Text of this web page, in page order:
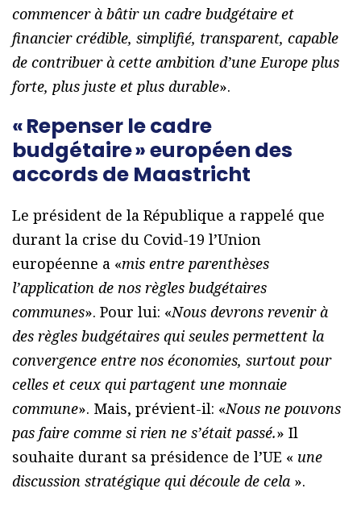
commencer à bâtir un cadre budgétaire et
financier crédible, simplifié, transparent, capable
de contribuer à cette ambition d’une Europe plus
forte, plus juste et plus durable».
« Repenser le cadre
budgétaire » européen des
accords de Maastricht
Le président de la République a rappelé que
durant la crise du Covid-19 l’Union
européenne a «mis entre parenthèses
l’application de nos règles budgétaires
communes». Pour lui: «Nous devrons revenir à
des règles budgétaires qui seules permettent la
convergence entre nos économies, surtout pour
celles et ceux qui partagent une monnaie
commune». Mais, prévient-il: «Nous ne pouvons
pas faire comme si rien ne s’était passé.» Il
souhaite durant sa présidence de l’UE « une
discussion stratégique qui découle de cela ».